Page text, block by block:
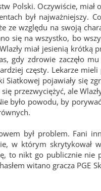
Polski. Oczywiście,
był najważniejszy.
ze względu na swoją
się na wszystko, bo
miał jesienią krótką
gdy zdrowie zaczęło
częsty. Lekarze
pojawiały się
przezwyciężyć, ale
było powodu, by
był problem. Fani
w którym skrytykował
to nikt go publicznie nie
witano gracza PGE